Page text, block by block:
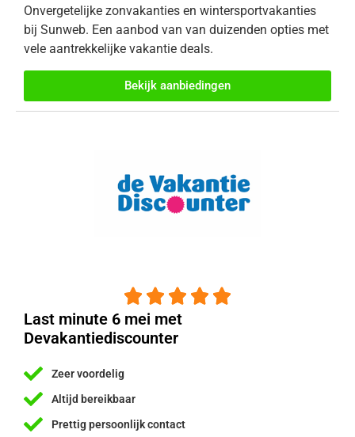
Onvergetelijke zonvakanties en wintersportvakanties
bij Sunweb. Een aanbod van van duizenden opties met
vele aantrekkelijke vakantie deals.
Bekijk aanbiedingen
    
Last minute 6 mei met
Devakantiediscounter
Zeer voordelig
Altijd bereikbaar
Prettig persoonlijk contact